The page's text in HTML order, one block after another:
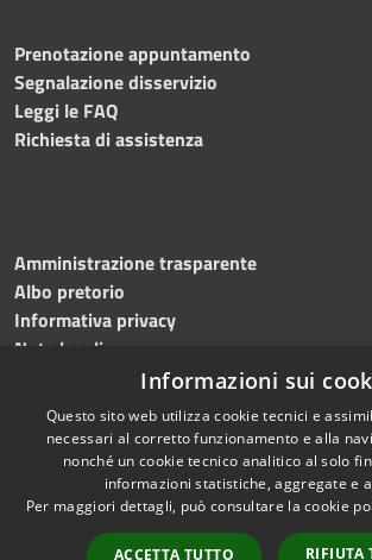
Prenotazione appuntamento
Segnalazione disservizio
Leggi le FAQ
Richiesta di assistenza
Amministrazione trasparente
Albo pretorio
Informativa privacy
Note legali
Dichiarazione di accessibilità
Accessibilità
Copyright
Informazioni sui
Questo sito web utilizza cookie tecnici e
necessari al corretto funzionamento e alla
nonché un cookie tecnico analitico al solo
informazioni statistiche, aggregate e
Per maggiori dettagli, può consultare la cookie
ACCETTA TUTTO RIFIUTA